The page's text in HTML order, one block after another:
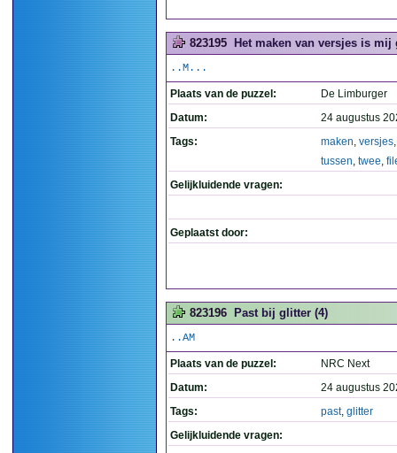
823195 Het maken van versjes is
..M...
Plaats van de puzzel:
De Limburger
Datum:
24 augustus
Tags:
maken, versjes
tussen, twee,
Gelijkluidende vragen:
Geplaatst door:
823196 Past bij glitter (4)
..AM
Plaats van de puzzel:
NRC Next
Datum:
24 augustus
Tags:
past, glitter
Gelijkluidende vragen: